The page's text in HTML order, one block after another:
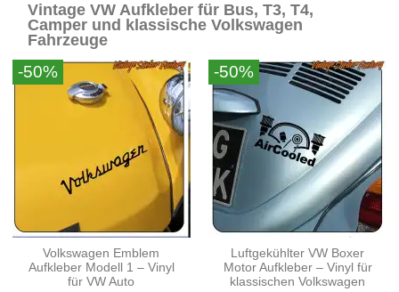
Vintage VW Aufkleber für Bus, T3, T4,
Camper und klassische Volkswagen
Fahrzeuge
-50%
Volkswagen Emblem
Aufkleber Modell 1 – Vinyl
für VW Auto
-50%
Luftgekühlter VW Boxer
Motor Aufkleber – Vinyl für
klassischen Volkswagen